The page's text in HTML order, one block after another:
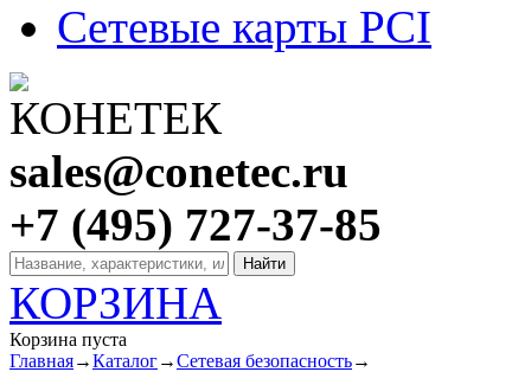
Сетевые карты PCI
sales@conetec.ru
+7 (495) 727-37-85
КОРЗИНА
Корзина пуста
Главная→Каталог→Сетевая безопасность→